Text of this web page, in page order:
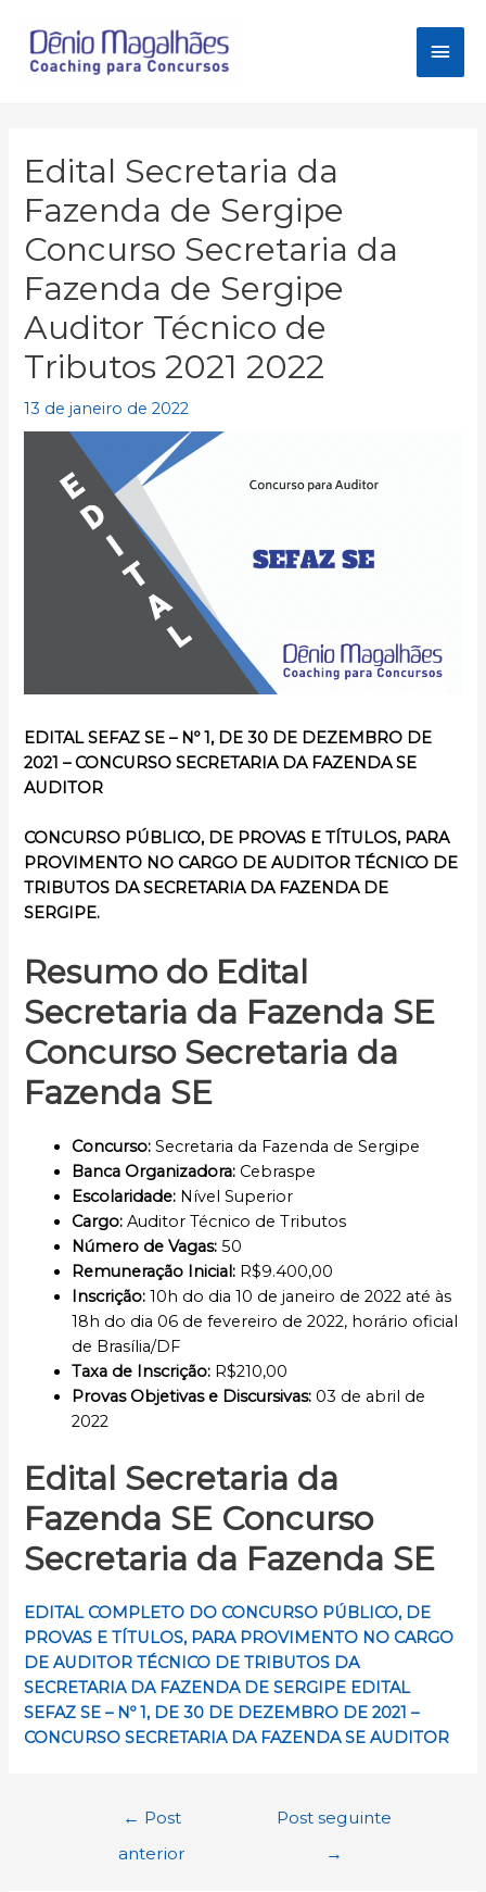
para
Edital Secretaria da
Fazenda de Sergipe
Concurso Secretaria da
Fazenda de Sergipe
Auditor Técnico de
Tributos 2021 2022
13 de janeiro de 2022
EDITAL SEFAZ SE – Nº 1, DE 30 DE DEZEMBRO DE
2021 – CONCURSOSECRETARIA DA FAZENDA SE
AUDITOR
CONCURSO PÚBLICO, DE PROVAS E TÍTULOS, PARA
PROVIMENTO NO CARGO DE AUDITOR TÉCNICO DE
TRIBUTOS DA SECRETARIA DA FAZENDA DE
SERGIPE.
Resumo do Edital
Secretaria da Fazenda SE
Concurso Secretaria da
Fazenda SE
Concurso:Secretaria da Fazenda de Sergipe
Banca Organizadora: Cebraspe
Escolaridade: Nível Superior
Cargo: Auditor Técnico de Tributos
Número de Vagas:50
Remuneração Inicial: R$9.400,00
Inscrição: 10h do dia 10 de janeiro de 2022 até às
18h do dia 06 de fevereiro de 2022, horário oficial
de Brasília/DF
Taxa de Inscrição: R$210,00
Provas Objetivas e Discursivas: 03 de abril de
2022
Edital Secretaria da
Fazenda SE Concurso
Secretaria da Fazenda SE
EDITAL COMPLETO DO CONCURSO PÚBLICO, DE
PROVAS E TÍTULOS, PARA PROVIMENTO NO CARGO
DE AUDITOR TÉCNICO DE TRIBUTOS DA
SECRETARIA DA FAZENDA DE SERGIPE EDITAL
SEFAZ SE – Nº 1, DE 30 DE DEZEMBRO DE 2021 –
CONCURSO SECRETARIA DA FAZENDA SE AUDITOR
Navegação
← Post
anterior
Post seguinte
→